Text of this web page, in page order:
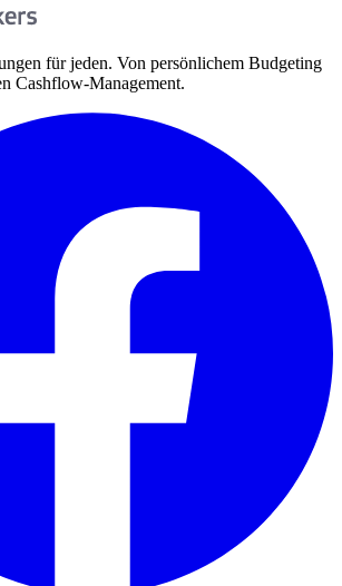
für jeden. Von persönlichem Budgeting
Cashflow-Management.